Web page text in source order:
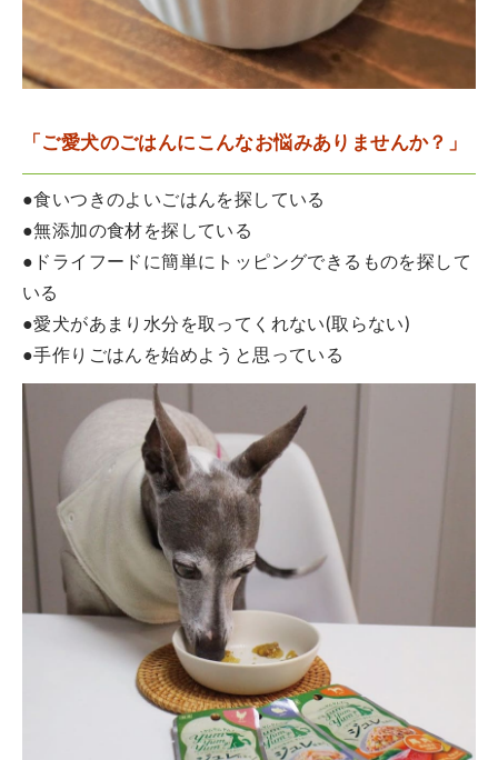
「ご愛犬のごはんにこんなお悩みありませんか？」
●食いつきのよいごはんを探している
●無添加の食材を探している
●ドライフードに簡単にトッピングできるものを探して
いる
●愛犬があまり水分を取ってくれない(取らない)
●手作りごはんを始めようと思っている